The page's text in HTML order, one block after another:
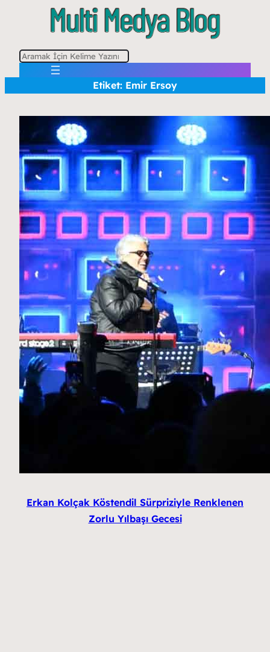
A
Etiket: Emir Ersoy
Erkan Kolçak Köstendil Sürpriziyle Renklenen
Zorlu Yılbaşı Gecesi